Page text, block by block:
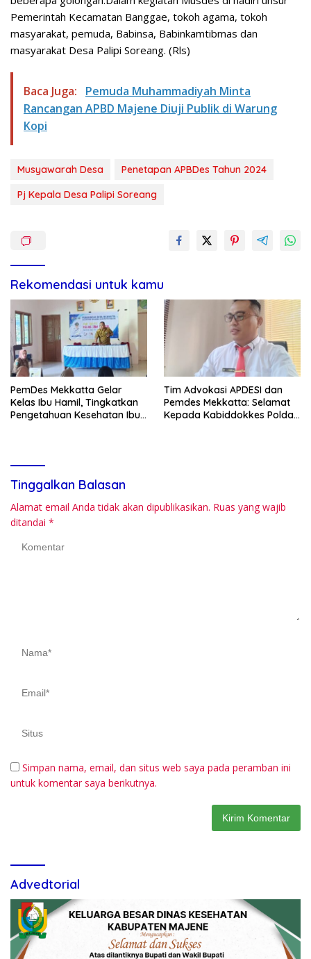
Pemerintah Kecamatan Banggae, tokoh agama, tokoh
masyarakat, pemuda, Babinsa, Babinkamtibmas dan
masyarakat Desa Palipi Soreang. (Rls)
Baca Juga:
Pemuda Muhammadiyah Minta
Rancangan APBD Majene Diuji Publik di Warung
Kopi
Musyawarah Desa
Penetapan APBDes Tahun 2024
Pj Kepala Desa Palipi Soreang
Rekomendasi untuk kamu
PemDes Mekkatta Gelar
Kelas Ibu Hamil, Tingkatkan
Pengetahuan Kesehatan Ibu
Tim Advokasi APDESI dan
Pemdes Mekkatta: Selamat
Kepada Kabiddokkes Polda
Tinggalkan Balasan
Alamat email Anda tidak akan dipublikasikan. Ruas yang wajib
ditandai *
Simpan nama, email, dan situs web saya pada peramban ini
untuk komentar saya berikutnya.
Advedtorial